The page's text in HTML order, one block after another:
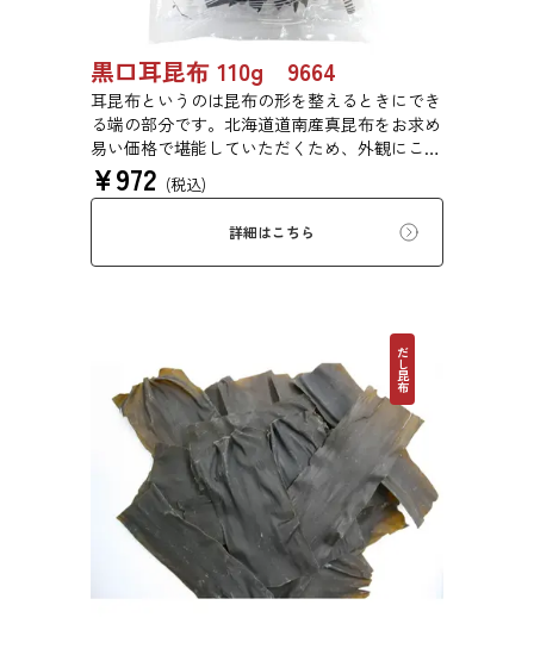
黒口耳昆布 110g 9664
耳昆布というのは昆布の形を整えるときにでき
る端の部分です。北海道道南産真昆布をお求め
易い価格で堪能していただくため、外観にこだ
わらず、旨味を求めて商品化しました。形は不
揃いですが、味に変わりはございません。だし
は澄み、鍋物だしや、お漬物、白菜漬けにも最
¥972 (税込)
詳細はこちら
だし昆布